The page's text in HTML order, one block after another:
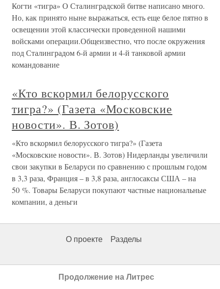
Когти «тигра» О Сталинградской битве написано много.
Но, как принято ныне выражаться, есть еще белое пятно в
освещении этой классически проведенной нашими
войсками операции.Общеизвестно, что после окружения
под Сталинградом 6-й армии и 4-й танковой армии
командование
«Кто вскормил белорусского
тигра?» (Газета «Московские
новости». В. Зотов)
«Кто вскормил белорусского тигра?» (Газета
«Московские новости». В. Зотов) Нидерланды увеличили
свои закупки в Беларуси по сравнению с прошлым годом
в 3,3 раза, Франция – в 3,8 раза, англосаксы США – на
50 %. Товары Беларуси покупают частные национальные
компании, а деньги
О проекте Разделы
Продолжение на Литрес